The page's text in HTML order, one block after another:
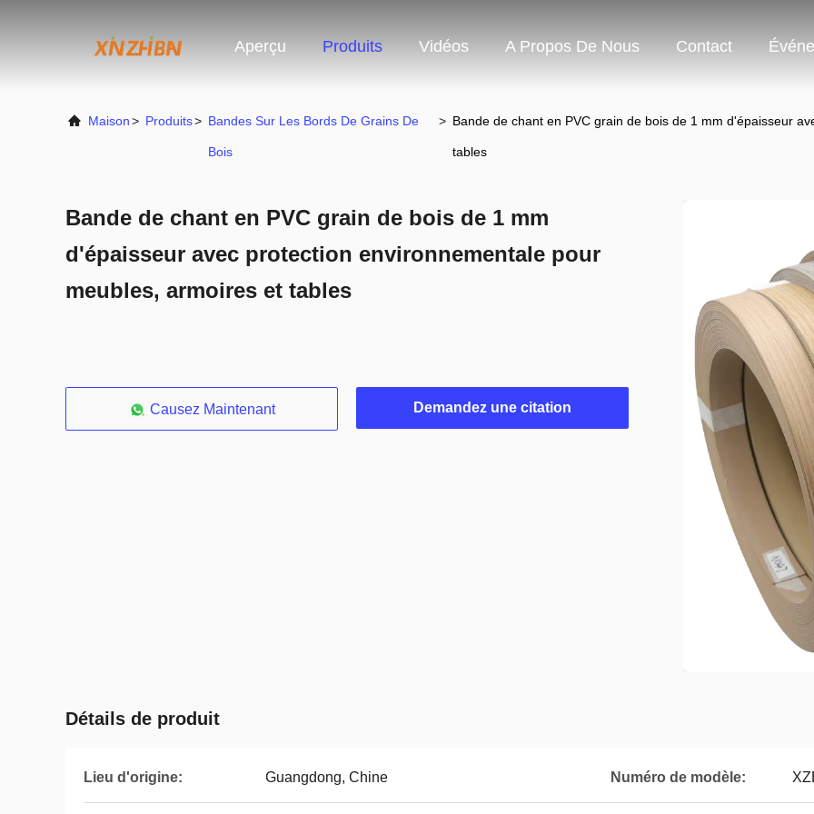
Aperçu Produits Vidéos A Propos De Nous Contact
Maison> Produits> Bandes Sur Les Bords De Grains De
Bois
> Bande de chant en PVC grain de bois de 1 mm d'épaisseur
tables
Bande de chant en PVC grain de bois de 1 mm
d'épaisseur avec protection environnementale pour
meubles, armoires et tables
Causez Maintenant Demandez une citation
Détails de produit
Lieu d'origine: Guangdong, Chine Numéro de modèle: